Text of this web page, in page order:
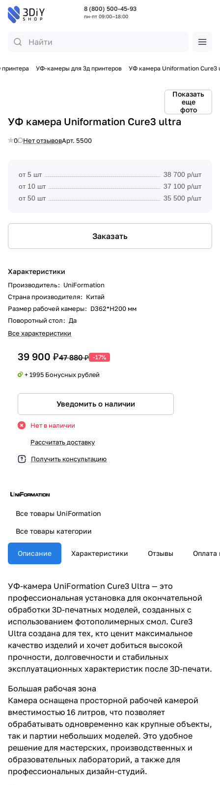
8 (800) 500-45-93
пн-пт 09:00—18:00
УФ-камеры для 3д принтеров УФ камера Uniformation Cure3
Показать
еще
фото
УФ камера Uniformation Cure3 ultra
0 Нет отзывовАрт. 5500
от 5 шт
38 700 р/шт
от 10 шт
37 100 р/шт
от 50 шт
35 500 р/шт
Заказать
Характеристики
Производитель: UniFormation
Страна производителя: Китай
Размер рабочей камеры: D362*H200 мм
Поворотный стол: Да
Все характеристики
39 900 ₽47 880 ₽ -17%
+ 1995 Бонусных рублей
Уведомить о наличии
Нет в наличии
Рассчитать доставку
Получить консультацию
Все товары UniFormation
Все товары категории
Описание Характеристики Отзывы Оплата
УФ-камера UniFormation Cure3 Ultra — это
профессиональная установка для окончательной
обработки 3D-печатных моделей, созданных с
использованием фотополимерных смол. Cure3
Ultra создана для тех, кто ценит максимальное
качество изделий и хочет добиться высокой
прочности, долговечности и стабильных
эксплуатационных характеристик после 3D-печати.
Большая рабочая зона
Камера оснащена просторной рабочей камерой
вместимостью 16 литров, что позволяет
обрабатывать одновременно как крупные объекты,
так и партии небольших моделей. Это удобное
решение для мастерских, производственных и
образовательных лабораторий, а также для
профессиональных дизайн-студий.